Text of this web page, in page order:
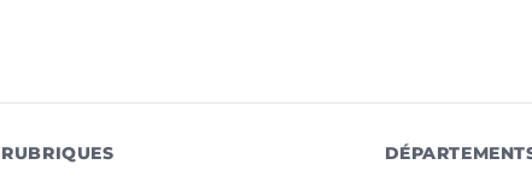
RUBRIQUES